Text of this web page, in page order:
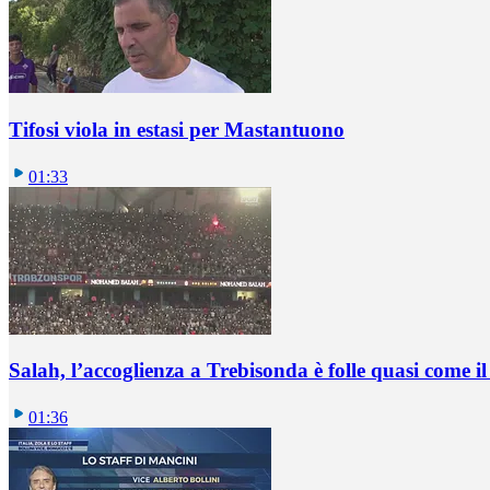
Tifosi viola in estasi per Mastantuono
01:33
Salah, l’accoglienza a Trebisonda è folle quasi come
01:36